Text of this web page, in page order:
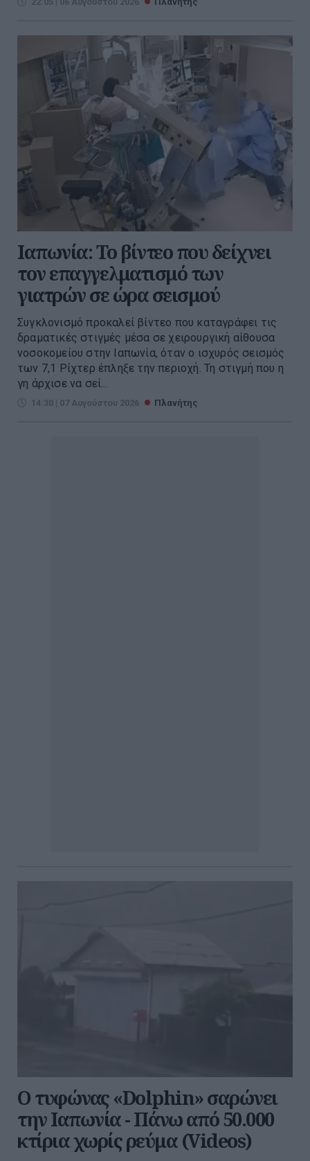
Ιαπωνία: Το βίντεο που δείχνει
τον επαγγελματισμό των
γιατρών σε ώρα σεισμού
Συγκλονισμό προκαλεί βίντεο που καταγράφει τις
δραματικές στιγμές μέσα σε χειρουργική αίθουσα
νοσοκομείου στην Ιαπωνία, όταν ο ισχυρός σεισμός
των 7,1 Ρίχτερ έπληξε την περιοχή. Τη στιγμή που η
γη άρχισε να σεί...
14:30 | 07 Αυγούστου 2026 Πλανήτης
Ο τυφώνας «Dolphin» σαρώνει
την Ιαπωνία - Πάνω από 50.000
κτίρια χωρίς ρεύμα (Videos)